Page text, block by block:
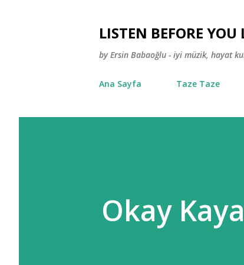
LISTEN BEFORE YOU
by Ersin Babaoğlu - iyi müzik, hayat
Ana Sayfa Taze Taze
Okay